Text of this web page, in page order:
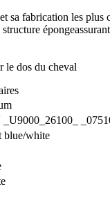
sa fabrication les
le dos du cheval
_U9000_26100_
blue/white